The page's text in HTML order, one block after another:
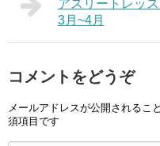
アスリートレッ
3月~4月
コメントをどうぞ
メールアドレスが公開されるこ
須項目です